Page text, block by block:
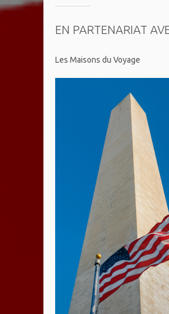
EN PARTENARIAT
Les Maisons du Voyage